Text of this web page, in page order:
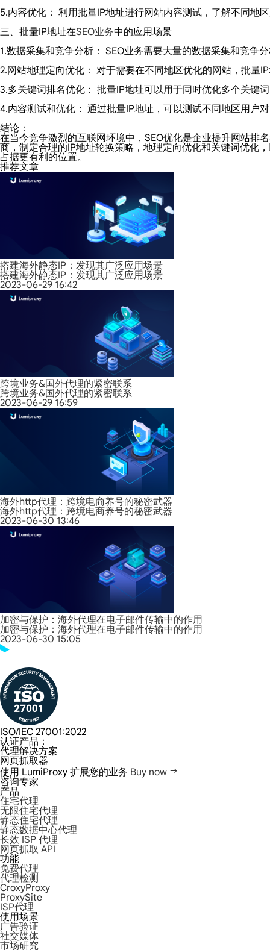
5.内容优化： 利用批量IP地址进行网站内容测试，了解不同地
三、批量IP地址在SEO业务中的应用场景
1.数据采集和竞争分析： SEO业务需要大量的数据采集和竞争
2.网站地理定向优化： 对于需要在不同地区优化的网站，批量
3.多关键词排名优化： 批量IP地址可以用于同时优化多个关键
4.内容测试和优化： 通过批量IP地址，可以测试不同地区用户
结论：
在当今竞争激烈的互联网环境中，SEO优化是企业提升网站排
商，制定合理的IP地址轮换策略，地理定向优化和关键词优化
占据更有利的位置。
推荐文章
搭建海外静态IP：发现其广泛应用场景
搭建海外静态IP：发现其广泛应用场景
2023-06-29 16:42
跨境业务&国外代理的紧密联系
跨境业务&国外代理的紧密联系
2023-06-29 16:59
海外http代理：跨境电商养号的秘密武器
海外http代理：跨境电商养号的秘密武器
2023-06-30 13:46
加密与保护：海外代理在电子邮件传输中的作用
加密与保护：海外代理在电子邮件传输中的作用
2023-06-30 15:05
ISO/IEC 27001:2022
认证产品：
代理解决方案
网页抓取器
使用 LumiProxy 扩展您的业务 Buy now
咨询专家
产品
住宅代理
无限住宅代理
静态住宅代理
静态数据中心代理
长效 ISP 代理
网页抓取 API
功能
免费代理
代理检测
CroxyProxy
ProxySite
ISP代理
使用场景
广告验证
社交媒体
市场研究